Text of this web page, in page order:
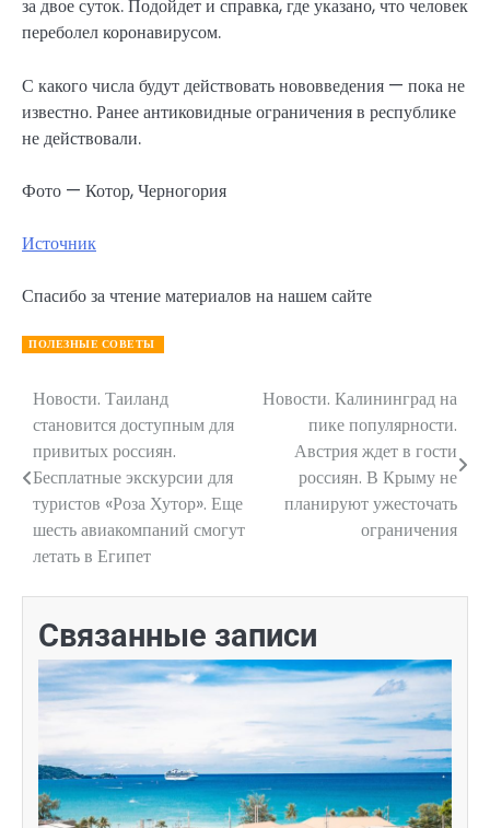
за двое суток. Подойдет и справка, где указано, что человек
переболел коронавирусом.
С какого числа будут действовать нововведения — пока не
известно. Ранее антиковидные ограничения в республике
не действовали.
Фото — Котор, Черногория
Источник
Спасибо за чтение материалов на нашем сайте
ПОЛЕЗНЫЕ СОВЕТЫ
Навигация
по
записям
Новости. Таиланд
становится доступным для
привитых россиян.
Бесплатные экскурсии для
туристов «Роза Хутор». Еще
шесть авиакомпаний смогут
летать в Египет
Новости. Калининград на
пике популярности.
Австрия ждет в гости
россиян. В Крыму не
планируют ужесточать
ограничения
Связанные записи